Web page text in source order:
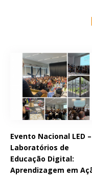
Evento Nacional LED –
Laboratórios de
Educação Digital:
Aprendizagem em
Páginas